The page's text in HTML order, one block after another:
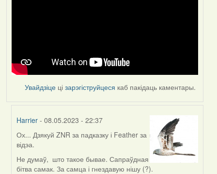
Увайдзіце цізарэгіструйцеся каб пакідаць каментары.
Harrier - 08.05.2023 - 22:37
In
reply
to
by
Ох... Дзякуй ZNR за падказку і Feather за
відэа.
Не думаў, што такое бывае. Сапраўдная
бітва самак. За самца і гнездавую нішу (?).